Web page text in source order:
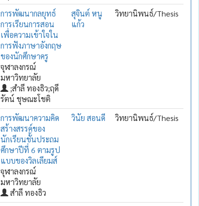
การพัฒนากลยุทธ์
การเรียนการสอน
เพื่อความเข้าใจใน
การฟังภาษาอังกฤษ
ของนักศึกษาครู
จุฬาลงกรณ์
มหาวิทยาลัย
;สำลี ทองธิว;ฤดี
รัตน์ ชุษณะโชติ
สุจินต์ หนู
แก้ว
วิทยานิพนธ์/Thesis
การพัฒนาความคิด
สร้างสรรค์ของ
นักเรียนชั้นประถม
ศึกษาปีที่ 6 ตามรูป
แบบของวิลเลียมส์
จุฬาลงกรณ์
มหาวิทยาลัย
สำลี ทองธิว
วินัย สอนดี วิทยานิพนธ์/Thesis